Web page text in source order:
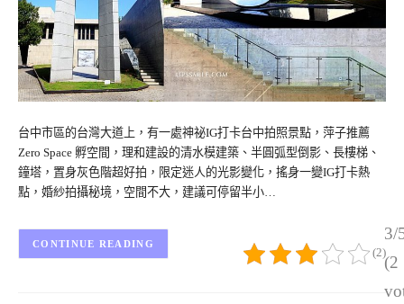
台中市區的台灣大道上，有一處神祕IG打卡台中拍照景點，萍子推薦
Zero Space 孵空間，理和建設的清水模建築、半圓弧型倒影、長樓梯、
鐘塔，置身灰色階超好拍，限定迷人的光影變化，搖身一變IG打卡熱
點，婚紗拍攝秘境，空間不大，建議可停留半小…
3/
(2
(2)
CONTINUE READING